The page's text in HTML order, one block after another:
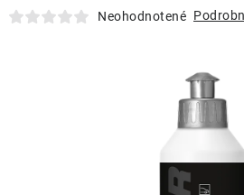
VÝHODNÉ SADY
Neohodnotené